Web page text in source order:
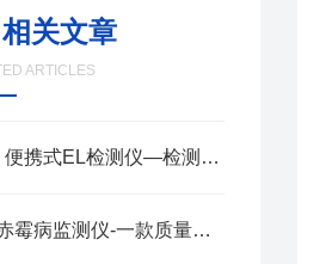
相关文章
ARTICLES
消息: 便携式EL检测仪—检测光伏板性能质量的测试设备2023全+国+派+送
小麦赤霉病监测仪-一款质量靠得住的小麦赤霉病监测设备@2024资讯